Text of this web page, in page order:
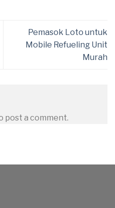
Pemasok Loto untuk
Mobile Refueling Unit
Murah
post a comment.